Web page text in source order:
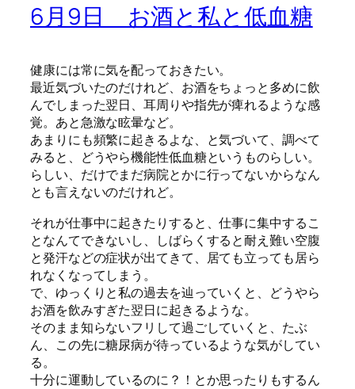
6月9日 お酒と私と低血糖
健康には常に気を配っておきたい。
最近気づいたのだけれど、お酒をちょっと多めに飲
んでしまった翌日、耳周りや指先が痺れるような感
覚。あと急激な眩暈など。
あまりにも頻繁に起きるよな、と気づいて、調べて
みると、どうやら機能性低血糖というものらしい。
らしい、だけでまだ病院とかに行ってないからなん
とも言えないのだけれど。
それが仕事中に起きたりすると、仕事に集中するこ
となんてできないし、しばらくすると耐え難い空腹
と発汗などの症状が出てきて、居ても立っても居ら
れなくなってしまう。
で、ゆっくりと私の過去を辿っていくと、どうやら
お酒を飲みすぎた翌日に起きるような。
そのまま知らないフリして過ごしていくと、たぶ
ん、この先に糖尿病が待っているような気がしてい
る。
十分に運動しているのに？！とか思ったりもするん